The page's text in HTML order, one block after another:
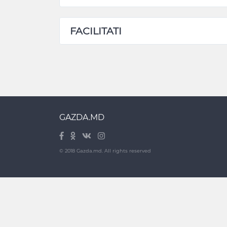
FACILITATI
GAZDA.MD
© 2018 Gazda.md. All rights reserved